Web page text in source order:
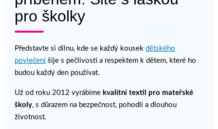
pro školky
Představte si dílnu, kde se každý kousek dětského
povlečení šije s pečlivostí a respektem k dětem, které ho
budou každý den používat.
Už od roku 2012 vyrábíme kvalitní textil pro mateřské
školy, s důrazem na bezpečnost, pohodlí a dlouhou
životnost.